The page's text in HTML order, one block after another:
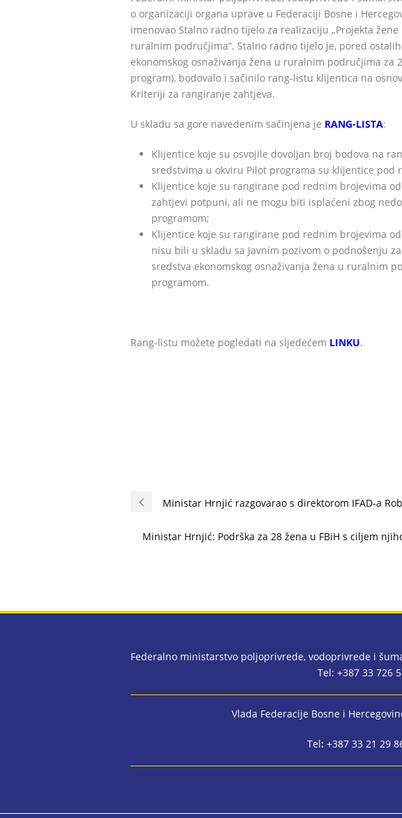
o organizaciji organa uprave u Federaciji Bosne i
imenovao Stalno radno tijelo za realizaciju „Projekta
ruralnim područjima“. Stalno radno tijelo je, pored
ekonomskog osnaživanja žena u ruralnim područjima za
program), bodovalo i sačinilo rang-listu klijentica na
Kriteriji za rangiranje zahtjeva.
U skladu sa gore navedenim sačinjena je RANG-LISTA:
Klijentice koje su osvojile dovoljan broj bodova na
sredstvima u okviru Pilot programa su klijentice pod
Klijentice koje su rangirane pod rednim brojevima od
zahtjevi potpuni, ali ne mogu biti isplaćeni zbog
programom;
Klijentice koje su rangirane pod rednim brojevima od
nisu bili u skladu sa Javnim pozivom o podnošenju
sredstva ekonomskog osnaživanja žena u ruralnim
programom.
Rang-listu možete pogledati na sljedećem LINKU.
Ministar Hrnjić razgovarao s direktorom IFAD-a
Ministar Hrnjić: Podrška za 28 žena u FBiH s ciljem
Federalno ministarstvo poljoprivrede, vodoprivrede i
Tel: +387 33 726
Vlada Federacije Bosne i
Tel: +387 33 21 29